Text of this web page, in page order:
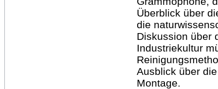
Überblick über
die
Diskussion über
Industriekultur
Ausblick über
Montage.